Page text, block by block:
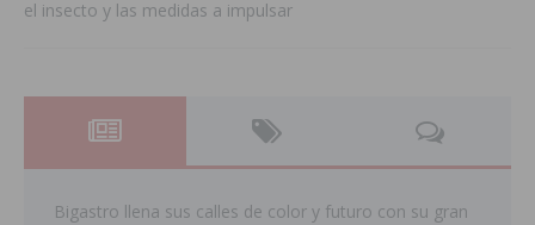
el insecto y las medidas a impulsar
Bigastro llena sus calles de color y futuro con su gran